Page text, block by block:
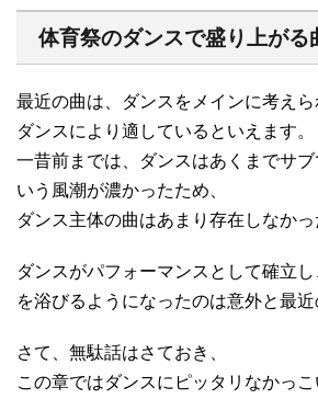
体育祭のダンスで盛り上がる
最近の曲は、ダンスをメインに考えら
ダンスにより適しているといえます。
一昔前までは、ダンスはあくまでサ
いう風潮が濃かったため、
ダンス主体の曲はあまり存在しなかっ
ダンスがパフォーマンスとして確立
を浴びるようになったのは意外と最近
さて、無駄話はさておき、
この章ではダンスにピッタリなかっ